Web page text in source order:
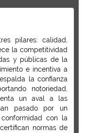
pilares: calidad,
la competitividad
y públicas de la
e incentiva a
la confianza
notoriedad,
un aval a las
pasado por un
con la
normas de